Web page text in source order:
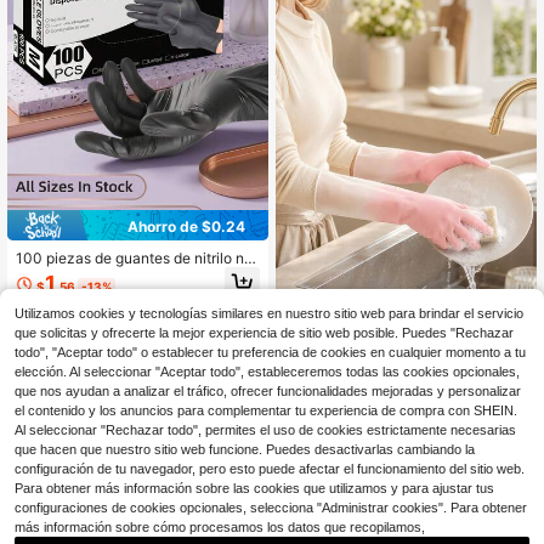
Ahorro de $0.24
100 piezas de guantes de nitrilo ne
gros desechables, duraderos & imp
ermeables, adecuados para cocina,
tienda de tatuajes, salón de belleza,
tienda de mascotas, salón de bellez
a y limpieza del hogar, uso domésti
co y profesional (empaque no inclui
do)
$1.56 -13%
Ahorro de $2.02
Local 1 par de guantes de limpieza i
mpermeables premium antideslizan
tes multiusos para el hogar: cocina,
lavavajillas, lavandería, baño y tare
as domésticas diarias KAJ9
2
Utilizamos cookies y tecnologías similares en nuestro sitio web para brindar el servicio
que solicitas y ofrecerte la mejor experiencia de sitio web posible. Puedes "Rechazar
todo", "Aceptar todo" o establecer tu preferencia de cookies en cualquier momento a tu
elección. Al seleccionar "Aceptar todo", estableceremos todas las cookies opcionales,
que nos ayudan a analizar el tráfico, ofrecer funcionalidades mejoradas y personalizar
el contenido y los anuncios para complementar tu experiencia de compra con SHEIN.
Al seleccionar "Rechazar todo", permites el uso de cookies estrictamente necesarias
que hacen que nuestro sitio web funcione. Puedes desactivarlas cambiando la
configuración de tu navegador, pero esto puede afectar el funcionamiento del sitio web.
Para obtener más información sobre las cookies que utilizamos y para ajustar tus
configuraciones de cookies opcionales, selecciona "Administrar cookies". Para obtener
más información sobre cómo procesamos los datos que recopilamos,